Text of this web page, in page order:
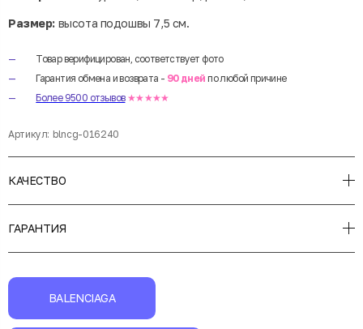
Размер: высота подошвы 7,5 см.
Товар верифицирован, соответствует фото
Гарантия обмена и возврата - 90 дней по любой причине
Более 9500 отзывов ★★★★★
Артикул: blncg-016240
КАЧЕСТВО
ГАРАНТИЯ
BALENCIAGA